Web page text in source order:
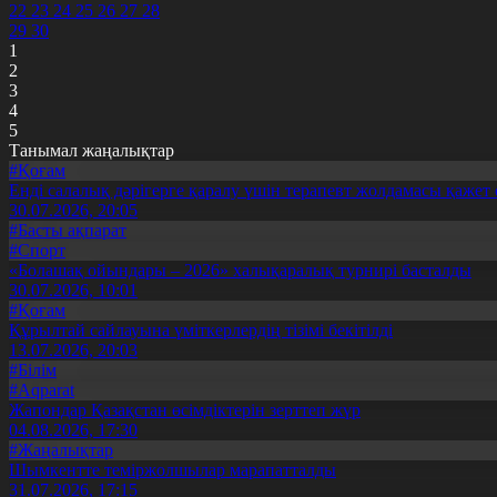
22 23 24 25 26 27 28
29 30
1
2
3
4
5
Танымал жаңалықтар
#Қоғам
Енді салалық дәрігерге қаралу үшін терапевт жолдамасы қажет
30.07.2026, 20:05
#Басты ақпарат
#Спорт
«Болашақ ойындары – 2026» халықаралық турнирі басталды
30.07.2026, 10:01
#Қоғам
Құрылтай сайлауына үміткерлердің тізімі бекітілді
13.07.2026, 20:03
#Білім
#Aqparat
Жапондар Қазақстан өсімдіктерін зерттеп жүр
04.08.2026, 17:30
#Жаңалықтар
Шымкентте теміржолшылар марапатталды
31.07.2026, 17:15